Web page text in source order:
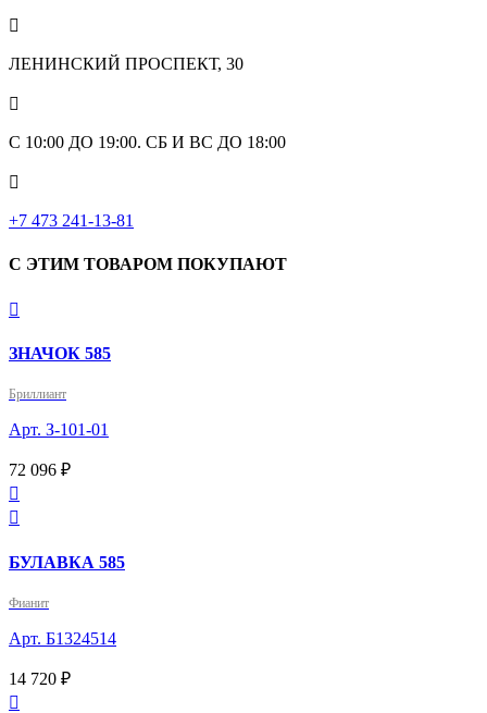

ЛЕНИНСКИЙ ПРОСПЕКТ, 30

С 10:00 ДО 19:00. СБ И ВС ДО 18:00

+7 473 241-13-81
С ЭТИМ ТОВАРОМ ПОКУПАЮТ

ЗНАЧОК 585
Бриллиант
Арт. З-101-01
72 096 ₽


БУЛАВКА 585
Фианит
Арт. Б1324514
14 720 ₽
